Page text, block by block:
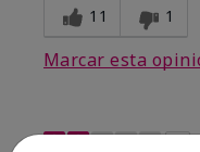
11 1
Marcar esta